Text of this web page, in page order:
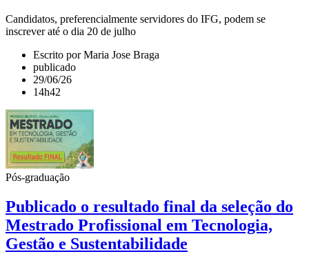
Candidatos, preferencialmente servidores do IFG, podem se
inscrever até o dia 20 de julho
Escrito por Maria Jose Braga
publicado
29/06/26
14h42
Pós-graduação
Publicado o resultado final da seleção do
Mestrado Profissional em Tecnologia,
Gestão e Sustentabilidade